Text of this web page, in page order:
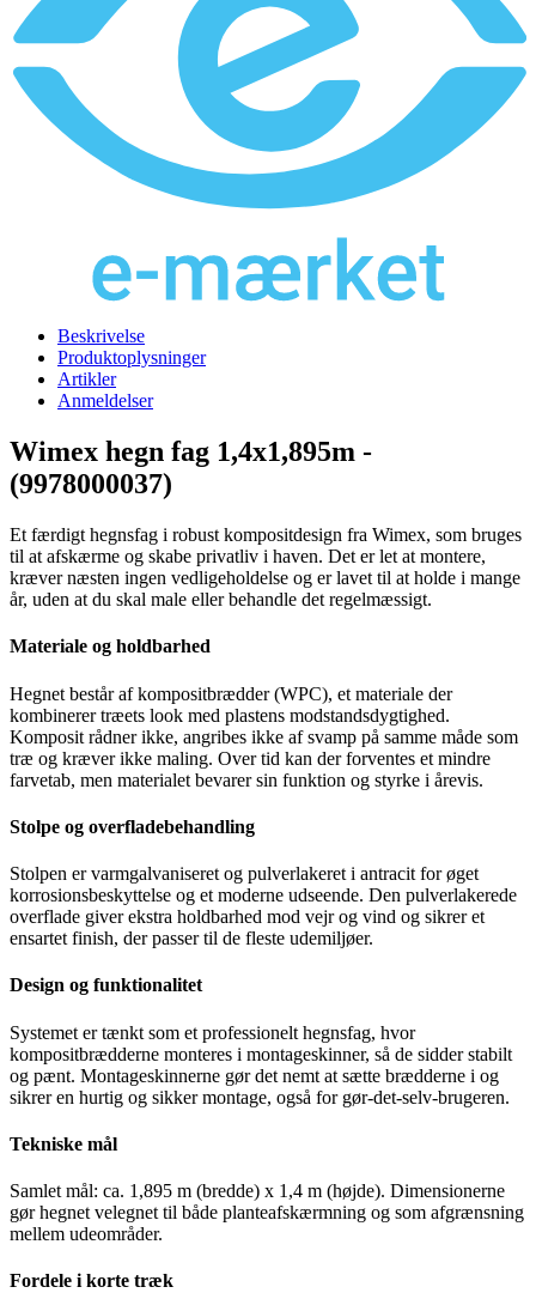
Beskrivelse
Produktoplysninger
Artikler
Anmeldelser
Wimex hegn fag 1,4x1,895m -
(9978000037)
Et færdigt hegnsfag i robust kompositdesign fra Wimex, som bruges
til at afskærme og skabe privatliv i haven. Det er let at montere,
kræver næsten ingen vedligeholdelse og er lavet til at holde i mange
år, uden at du skal male eller behandle det regelmæssigt.
Materiale og holdbarhed
Hegnet består af kompositbrædder (WPC), et materiale der
kombinerer træets look med plastens modstandsdygtighed.
Komposit rådner ikke, angribes ikke af svamp på samme måde som
træ og kræver ikke maling. Over tid kan der forventes et mindre
farvetab, men materialet bevarer sin funktion og styrke i årevis.
Stolpe og overfladebehandling
Stolpen er varmgalvaniseret og pulverlakeret i antracit for øget
korrosionsbeskyttelse og et moderne udseende. Den pulverlakerede
overflade giver ekstra holdbarhed mod vejr og vind og sikrer et
ensartet finish, der passer til de fleste udemiljøer.
Design og funktionalitet
Systemet er tænkt som et professionelt hegnsfag, hvor
kompositbrædderne monteres i montageskinner, så de sidder stabilt
og pænt. Montageskinnerne gør det nemt at sætte brædderne i og
sikrer en hurtig og sikker montage, også for gør-det-selv-brugeren.
Tekniske mål
Samlet mål: ca. 1,895 m (bredde) x 1,4 m (højde). Dimensionerne
gør hegnet velegnet til både planteafskærmning og som afgrænsning
mellem udeområder.
Fordele i korte træk